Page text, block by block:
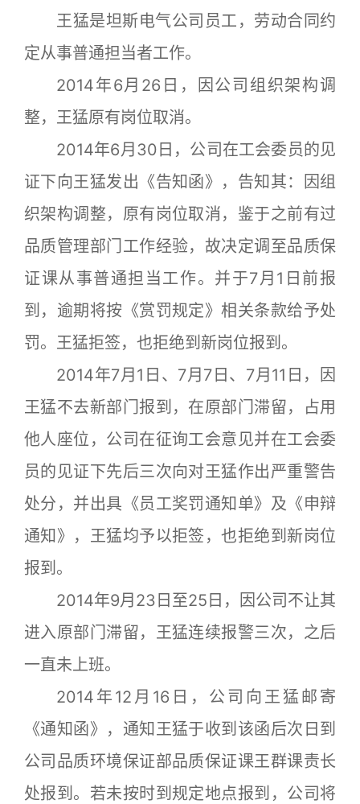
王猛是坦斯电气公司员工，劳动合同约
定从事普通担当者工作。
2014年6月26日，因公司组织架构调
整，王猛原有岗位取消。
2014年6月30日，公司在工会委员的见
证下向王猛发出《告知函》，告知其：因组
织架构调整，原有岗位取消，鉴于之前有过
品质管理部门工作经验，故决定调至品质保
证课从事普通担当工作。并于7月1日前报
到，逾期将按《赏罚规定》相关条款给予处
罚。王猛拒签，也拒绝到新岗位报到。
2014年7月1日、7月7日、7月11日，因
王猛不去新部门报到，在原部门滞留，占用
他人座位，公司在征询工会意见并在工会委
员的见证下先后三次向对王猛作出严重警告
处分，并出具《员工奖罚通知单》及《申辩
通知》，王猛均予以拒签，也拒绝到新岗位
报到。
2014年9月23日至25日，因公司不让其
进入原部门滞留，王猛连续报警三次，之后
一直未上班。
2014年12月16日，公司向王猛邮寄
《通知函》，通知王猛于收到该函后次日到
公司品质环境保证部品质保证课王群课责长
处报到。若未按时到规定地点报到，公司将